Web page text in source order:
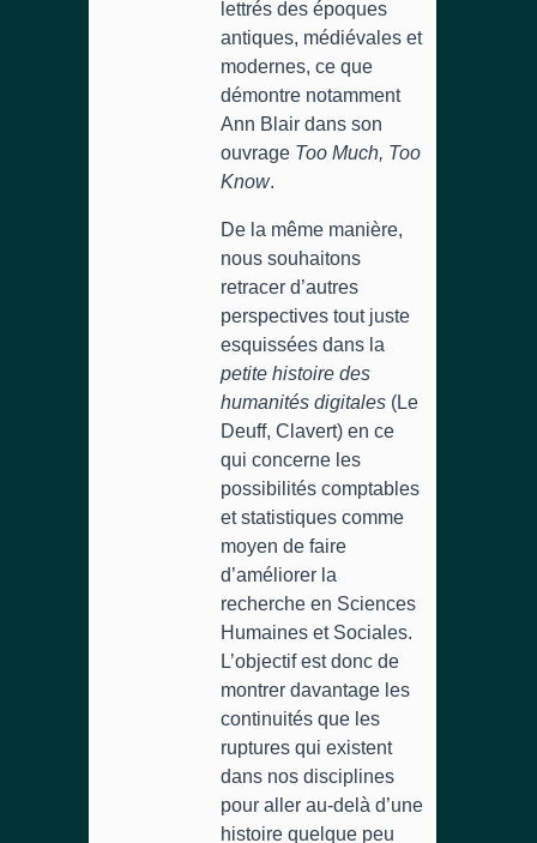
lettrés des époques
antiques, médiévales et
modernes, ce que
démontre notamment
Ann Blair dans son
ouvrage Too Much, Too
Know.
De la même manière,
nous souhaitons
retracer d’autres
perspectives tout juste
esquissées dans la
petite histoire des
humanités digitales (Le
Deuff, Clavert) en ce
qui concerne les
possibilités comptables
et statistiques comme
moyen de faire
d’améliorer la
recherche en Sciences
Humaines et Sociales.
L’objectif est donc de
montrer davantage les
continuités que les
ruptures qui existent
dans nos disciplines
pour aller au-delà d’une
histoire quelque peu